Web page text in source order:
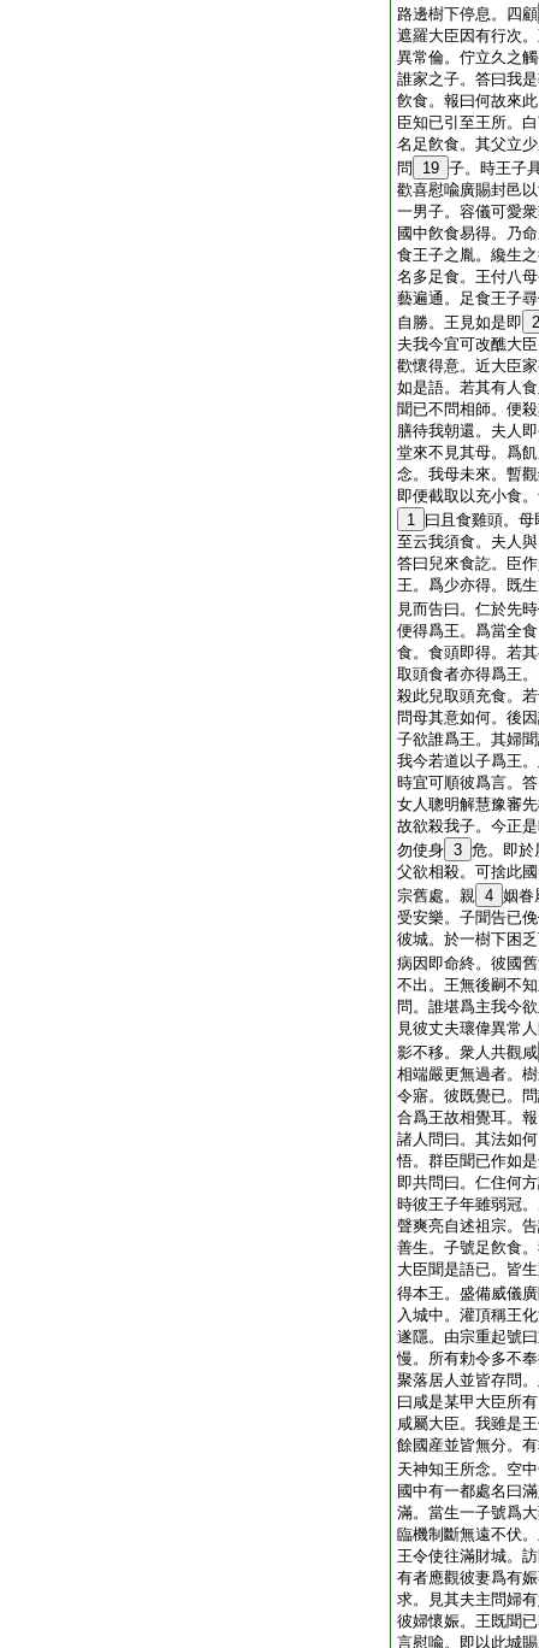
路邊樹下停息。四顧
遮羅大臣因有行次
異常倫。佇立久之
誰家之子。答曰我
飮食。報曰何故來
臣知已引至王所。
名足飮食。其父立
問
19 子。時王子
歡喜慰喩廣賜封邑
一男子。容儀可愛
國中飮食易得。乃
食王子之胤。纔生
名多足食。王付八
藝遍通。足食王子
自勝。王見如是即
夫我今宜可改醮大
歡懷得意。近大臣
如是語。若其有人
聞已不問相師。便
膳待我朝還。夫人
堂來不見其母。爲
念。我母未來。暫
即便截取以充小食
1 曰且食雞頭。
至云我須食。夫人
答曰兒來食訖。臣
王。爲少亦得。既
見而告曰。仁於先
便得爲王。爲當全
食。食頭即得。若
取頭食者亦得爲王
殺此兒取頭充食。
問母其意如何。後
子欲誰爲王。其婦
我今若道以子爲王
時宜可順彼爲言。
女人聰明解慧豫審
故欲殺我子。今正
勿使身 3 危。即於
父欲相殺。可捨此
宗舊處。親 4 姻眷
受安樂。子聞告已
彼城。於一樹下困
病因即命終。彼國
不出。王無後嗣不
問。誰堪爲主我今
見彼丈夫瓌偉異常
影不移。衆人共觀咸
相端嚴更無過者。
令寤。彼既覺已。
合爲王故相覺耳。
諸人問曰。其法如
悟。群臣聞已作如
即共問曰。仁住何
時彼王子年雖弱冠
聲爽亮自述祖宗。
善生。子號足飮食
大臣聞是語已。皆
得本王。盛備威儀
入城中。灌頂稱王
遂隱。由宗重起號
慢。所有勅令多不
聚落居人並皆存問
曰咸是某甲大臣所
咸屬大臣。我雖是
餘國産並皆無分。
天神知王所念。空
國中有一都處名曰
滿。當生一子號爲
臨機制斷無遠不伏
王令使往滿財城。
有者應觀彼妻爲有
求。見其夫主問婦
彼婦懷娠。王既聞
言慰喩。即以此城